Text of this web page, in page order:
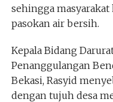
sehingga
pasokan air bersih.
Kepala Bidang
Penanggulangan
Bekasi, Rasyid
dengan tujuh desa